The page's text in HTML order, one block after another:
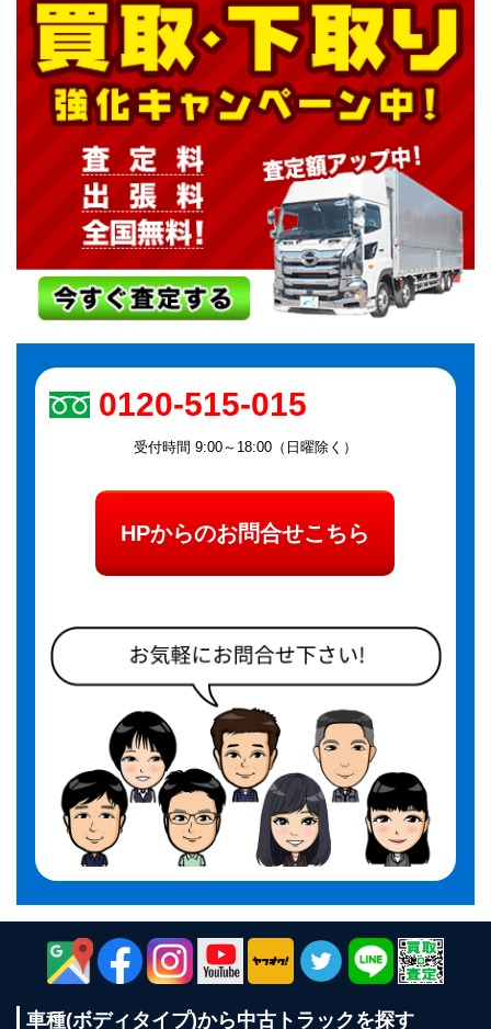
0120-515-015
受付時間 9:00～18:00（日曜除く）
HPからのお問合せこちら
車種(ボディタイプ)から中古トラックを探す